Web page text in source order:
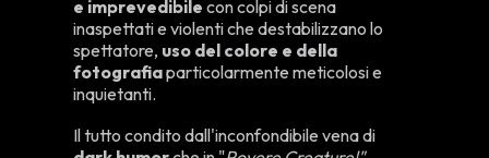
e imprevedibile con colpi di scena
inaspettati e violenti che destabilizzano lo
spettatore, uso del colore e della
fotografiaparticolarmente meticolosi e
inquietanti.
Il tutto condito dall'inconfondibile vena di